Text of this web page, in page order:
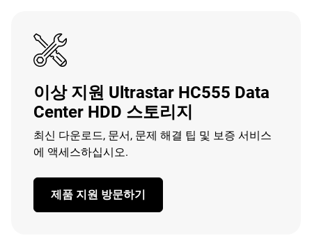
이상 지원 Ultrastar HC555 Data
Center HDD 스토리지
최신 다운로드, 문서, 문제 해결 팁 및 보증 서비스
에 액세스하십시오.
제품 지원 방문하기